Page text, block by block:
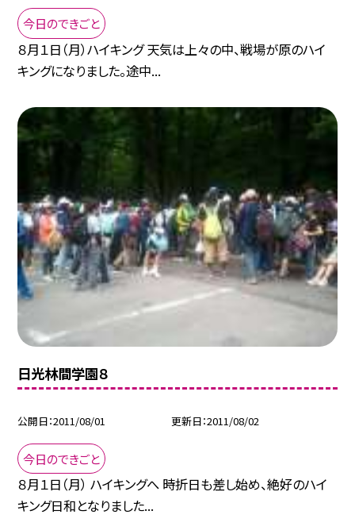
今日のできごと
８月１日（月）ハイキング 天気は上々の中、戦場が原のハイ
キングになりました。途中...
日光林間学園８
公開日 2011/08/01 更新日 2011/08/02
今日のできごと
８月１日（月） ハイキングへ 時折日も差し始め、絶好のハイ
キング日和となりました...